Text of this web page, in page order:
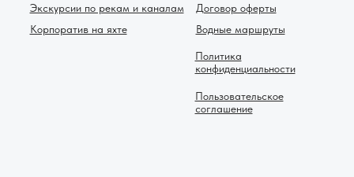
Экскурсии по рекам и каналам
Корпоратив на яхте
Пользовательское
соглашение
Политика
конфиденциальности
Договор оферты
Водные маршруты